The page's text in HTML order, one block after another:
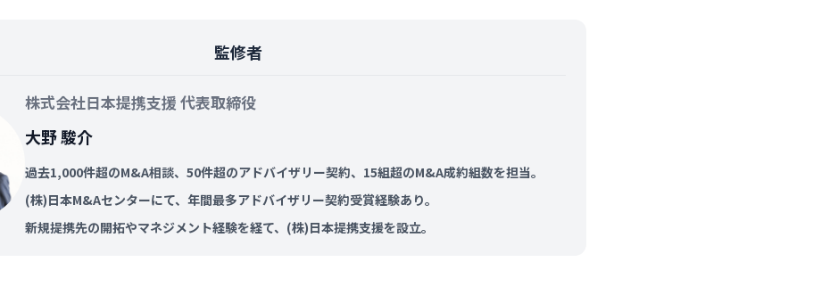
監修者
株式会社日本提携支援 代表取締役
大野 駿介
過去1,000件超のM&A相談、50件超のアドバイザリー契約、15組超のM&A成約組数を担当。
(株)日本M&Aセンターにて、年間最多アドバイザリー契約受賞経験あり。
新規提携先の開拓やマネジメント経験を経て、(株)日本提携支援を設立。